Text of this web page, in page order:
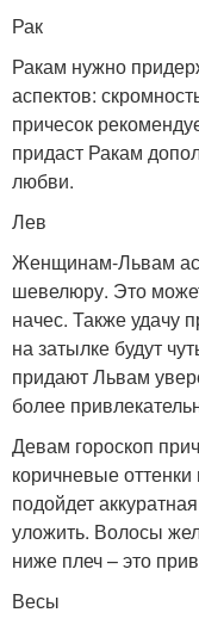
Рак
Ракам нужно
аспектов:
причесок
придаст Ракам
любви.
Лев
Женщинам-Львам
шевелюру. Это
начес. Также удачу
на затылке будут
придают Львам
более
Девам гороскоп
коричневые
подойдет
уложить. Волосы
ниже плеч – это
Весы